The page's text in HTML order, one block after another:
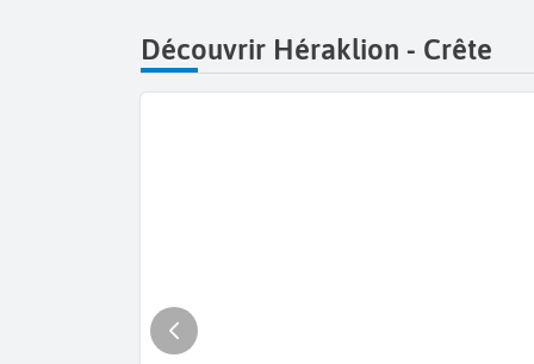
Découvrir Héraklion - Crête